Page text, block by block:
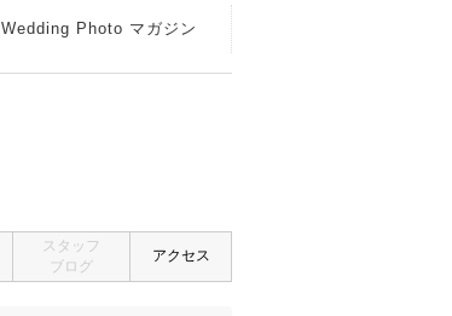
Wedding Photo マガジン
スタッフ
ブログ
アクセス